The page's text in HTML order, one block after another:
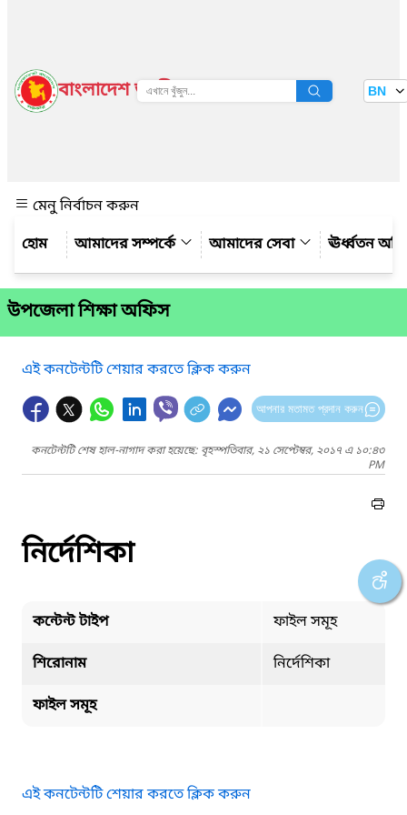
বাংলাদেশ জাতীয় তথ্য বাতায়ন BN
মেনু নির্বাচন করুন
আমাদের সম্পর্কে
আমাদের সেবা ঊর্ধ্বতন
উপজেলা শিক্ষা অফিস
এই কনটেন্টটি শেয়ার করতে ক্লিক করুন
আপনার মতামত প্রদান করুন
কনটেন্টটি শেষ হাল-নাগাদ করা হয়েছে: বৃহস্পতিবার, ২১ সেপ্টেম্বর, ২০১৭ এ ১০:৪৩
PM
নির্দেশিকা
কন্টেন্ট টাইপ ফাইল সমূহ
শিরোনাম নির্দেশিকা
ফাইল সমূহ
এই কনটেন্টটি শেয়ার করতে ক্লিক করুন